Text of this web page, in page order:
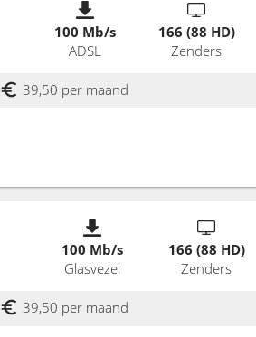
100 Mb/s
ADSL
166 (88 HD)
Zenders
39,50 per maand
100 Mb/s
Glasvezel
166 (88 HD)
Zenders
39,50 per maand